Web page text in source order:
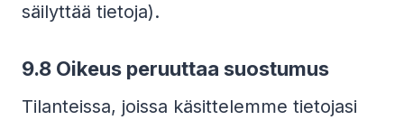
säilyttää tietoja).
9.8 Oikeus peruuttaa suostumus
Tilanteissa, joissa käsittelemme tietojasi